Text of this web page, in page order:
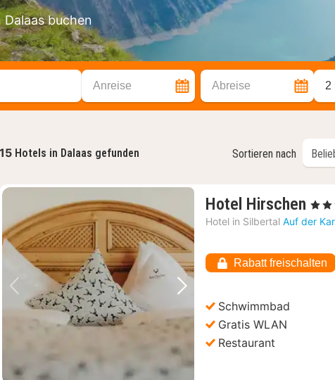
buchen
Anreise Abreise 2
15 Hotels in Dalaas gefunden Sortieren nach
Vorheriges Bild Nächstes Bild
Hotel Hirschen 1
€
, 4
Hotel in Silbertal Auf der
Rabatt freischalten
Schwimmbad
Gratis WLAN
Restaurant